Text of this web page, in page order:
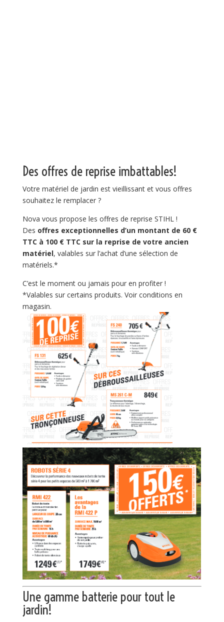
Des offres de reprise imbattables!
Votre matériel de jardin est vieillissant et vous offres
souhaitez le remplacer ?
Nova vous propose les offres de reprise STIHL !
Des offres exceptionnelles d’un montant de 60 €
TTC à 100 € TTC sur la reprise de votre ancien
matériel, valables sur l’achat d’une sélection de
matériels.*
C’est le moment ou jamais pour en profiter !
*Valables sur certains produits. Voir conditions en
magasin.
Une gamme batterie pour tout le
jardin!